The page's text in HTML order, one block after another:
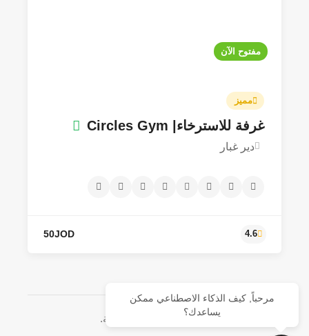
مفتوح الآن
مميز
غرفة للاسترخاء| Circles Gym
دير غبار
© جميع الحقوق محفوظة.
مرحباً, كيف الذكاء الاصطناعي ممكن
يساعدك؟